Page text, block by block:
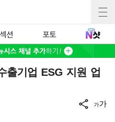
섹션 포토
출기업 ESG 지원 업
가가